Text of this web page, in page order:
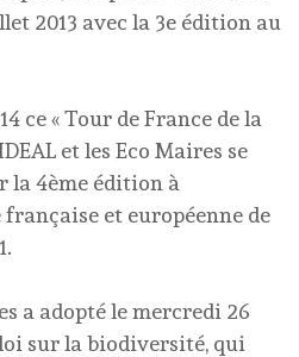
2013 avec la 3e édition au
ce « Tour de France de la
et les Eco Maires se
la 4ème édition à
et européenne de
a adopté le mercredi 26
sur la biodiversité, qui